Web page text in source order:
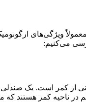
ویژگی‌های
می‌کنیم:
از کمر است. یک
ناحیه کمر هستند که